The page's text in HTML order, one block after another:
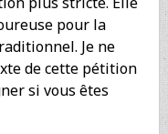
pour la
Je ne
de cette pétition
si vous êtes